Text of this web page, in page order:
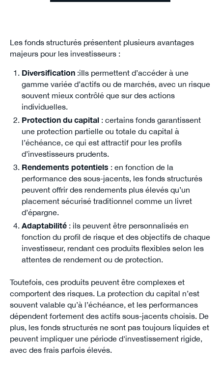
Les fonds structurés présentent plusieurs avantages
majeurs pour les investisseurs :
Diversification:iIls permettent d’accéder à une
gamme variée d’actifs ou de marchés, avec un risque
souvent mieux contrôlé que sur des actions
individuelles.
Protection du capital: certains fonds garantissent
une protection partielle ou totale du capital à
l’échéance, ce qui est attractif pour les profils
d’investisseurs prudents.
Rendements potentiels : en fonction de la
performance des sous-jacents, les fonds structurés
peuvent offrir des rendements plus élevés qu’un
placement sécurisé traditionnel comme un livret
d’épargne.
Adaptabilité: ils peuvent être personnalisés en
fonction du profil de risque et des objectifs de chaque
investisseur, rendant ces produits flexibles selon les
attentes de rendement ou de protection.
Toutefois, ces produits peuvent être complexes et
comportent des risques. La protection du capital n’est
souvent valable qu’à l’échéance, et les performances
dépendent fortement des actifs sous-jacents choisis. De
plus, les fonds structurés ne sont pas toujours liquides et
peuvent impliquer une période d'investissement rigide,
avec des frais parfois élevés.